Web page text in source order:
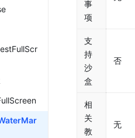
事
项
支
持
沙
盒
否
相
关
教
无